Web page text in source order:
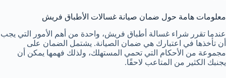
معلومات هامة حول ضمان صيانة غسالات الأطباق فريش
عندما تقرر شراء غسالة أطباق فريش، واحدة من أهم الأمور التي يجب
أن تأخذها في اعتبارك هي ضمان الصيانة. يشتمل الضمان على
مجموعة من الأحكام التي تحمي المستهلك، ولذلك فهمها يمكن أن
يجنبك الكثير من المتاعب لاحقًا.